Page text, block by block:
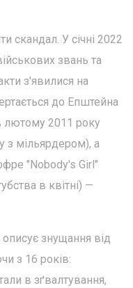
скандал. У січні 2022
звань та
з'явилися на
до Епштейна
лютому 2011 року
з мільярдером), а
"Nobody's Girl"
в квітні) —
знущання від
з 16 років:
в зґвалтування,